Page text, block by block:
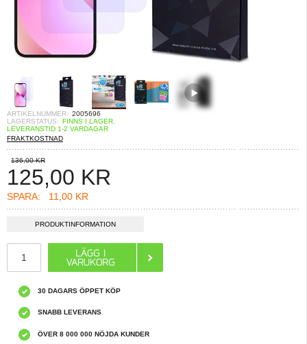
ARTIKELNUMMER: 2005696
LAGERSTATUS: FINNS I LAGER.
LEVERANSTID 1-2 VARDAGAR
FRAKTKOSTNAD
136,00 KR
125,00 KR
SPARA: 11,00 KR
PRODUKTINFORMATION
30 DAGARS ÖPPET KÖP
SNABB LEVERANS
ÖVER 8 000 000 NÖJDA KUNDER